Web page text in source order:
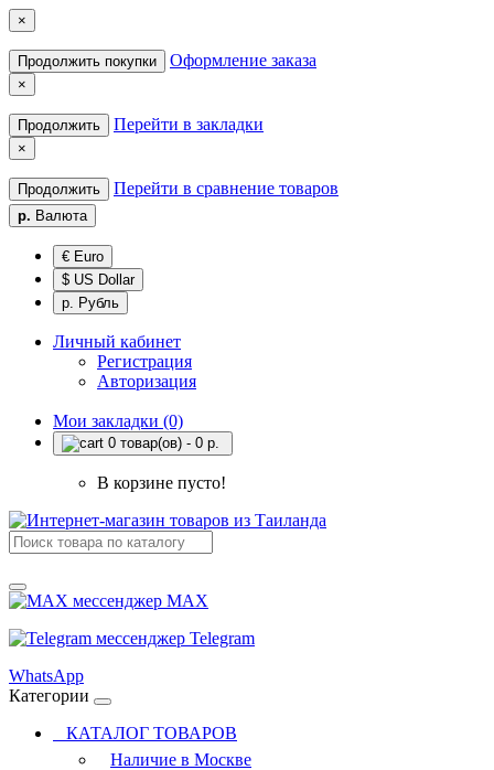
×
Продолжить покупки Оформление заказа
×
Продолжить Перейти в закладки
×
Продолжить Перейти в сравнение товаров
р. Валюта
€ Euro
$ US Dollar
р. Рубль
Личный кабинет
Регистрация
Авторизация
Мои закладки (0)
0 товар(ов) - 0 р.
В корзине пусто!
MAX
Telegram
WhatsApp
Категории
КАТАЛОГ ТОВАРОВ
Наличие в Москве